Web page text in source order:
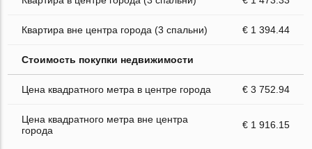
Квартира вне центра города (3 спальни) € 1 394.44
Стоимость покупки недвижимости
Цена квадратного метра в центре города € 3 752.94
Цена квадратного метра вне центра
города
€ 1 916.15